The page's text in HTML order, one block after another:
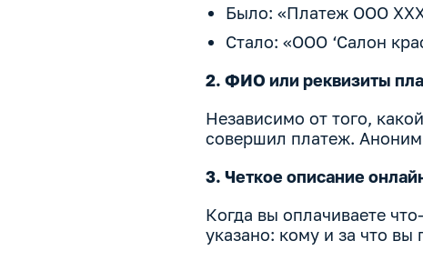
Было: «Платеж ООО
Стало: «ООО ‘Салон
2. ФИО или реквизиты
Независимо от того,
совершил платеж.
3. Четкое описание
Когда вы оплачиваете
указано: кому и за что вы